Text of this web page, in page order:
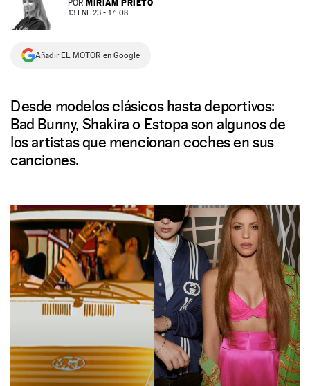
NEWSLETTER
SÍGUENOS
POR MIRIAM PRIETO
13 ENE 23 - 17: 08
Añadir EL MOTOR en Google
Desde modelos clásicos hasta deportivos:
Bad Bunny, Shakira o Estopa son algunos de
los artistas que mencionan coches en sus
canciones.